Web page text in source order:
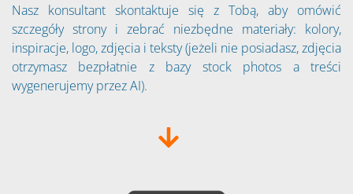
Nasz konsultant skontaktuje się z Tobą, aby omówić
szczegóły strony i zebrać niezbędne materiały: kolory,
inspiracje, logo, zdjęcia i teksty (jeżeli nie posiadasz, zdjęcia
otrzymasz bezpłatnie z bazy stock photos a treści
wygenerujemy przez AI).